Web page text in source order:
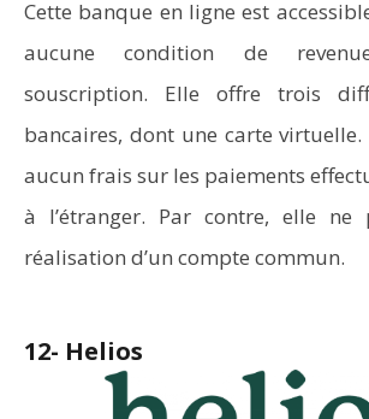
Cette banque en ligne est
aucune condition de
souscription. Elle offre trois
bancaires, dont une carte virtuelle.
aucun frais sur les paiements
à l’étranger. Par contre, elle ne
réalisation d’un compte commun.
12- Helios